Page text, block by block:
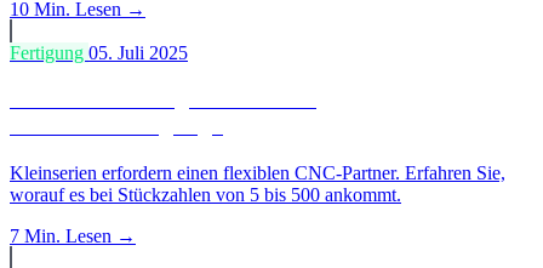
10 Min. Lesen →
Fertigung 05. Juli 2025
Kleinserien erfordern einen flexiblen CNC-Partner. Erfahren Sie,
worauf es bei Stückzahlen von 5 bis 500 ankommt.
7 Min. Lesen →